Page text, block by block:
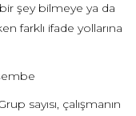
şey bilmeye ya da
farklı ifade yollarına
sayısı, çalışmanın